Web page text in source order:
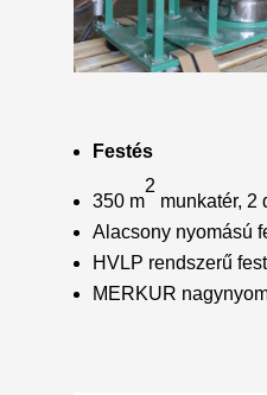
Festés
350 m
2
munkatér, 2
Alacsony nyomású
HVLP rendszerű
MERKUR